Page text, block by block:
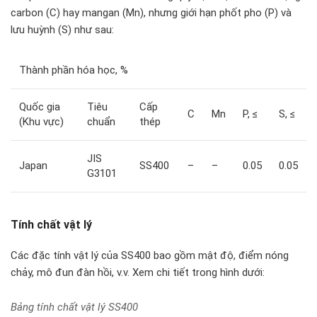
carbon (C) hay mangan (Mn), nhưng giới hạn phốt pho (P) và
lưu huỳnh (S) như sau:
Thành phần hóa học, %
Quốc gia
(Khu vực)
Tiêu
chuẩn
Cấp
thép
C Mn P, ≤ S, ≤
Japan
JIS
G3101
SS400 – – 0.05 0.05
Tính chất vật lý
Các đặc tính vật lý của SS400 bao gồm mật độ, điểm nóng
chảy, mô đun đàn hồi, v.v. Xem chi tiết trong hình dưới:
Bảng tính chất vật lý SS400